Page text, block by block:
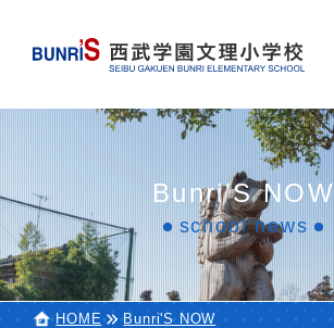
Bunri'S NOW
school news
HOME Bunri'S NOW